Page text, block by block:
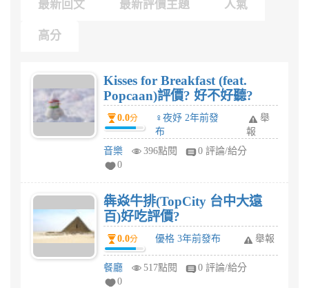
最新回文 最新評價主題 人氣
高分
Kisses for Breakfast (feat.
Popcaan)評價? 好不好聽?
0.0分
♀夜妤 2年前發
布
舉
報
音樂
396點閱
0 評論/給分
0
犇焱牛排(TopCity 台中大遠
百)好吃評價?
0.0分 優格 3年前發布 舉報
餐廳 517點閱
0 評論/給分
0